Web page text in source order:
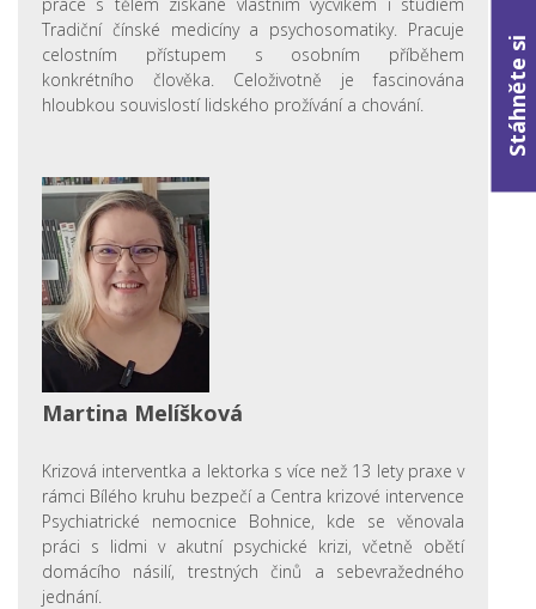
Tradiční čínské medicíny a psychosomatiky. Pracuje
celostním přístupem s osobním příběhem
konkrétního člověka. Celoživotně je fascinována
hloubkou souvislostí lidského prožívání a chování.
Martina Melíšková
Krizová interventka a lektorka s více než 13 lety praxe v
rámci Bílého kruhu bezpečí a Centra krizové intervence
Psychiatrické nemocnice Bohnice, kde se věnovala
práci s lidmi v akutní psychické krizi, včetně obětí
domácího násilí, trestných činů a sebevražedného
jednání.
Stáhněte si